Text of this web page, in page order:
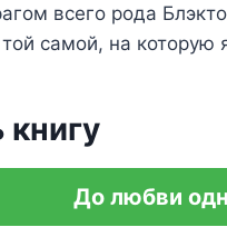
всего рода
самой, на которую
книгу
До любви